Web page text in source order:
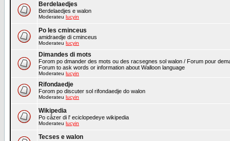
Berdelaedjes
Berdelaedjes e walon
Moderateu lucyin
Po les cminceus
amidraedje di cminceus
Moderateu lucyin
Dimandes di mots
Forom po dmander des mots ou des racsegnes sol walon / Forum pour
Forum to ask words or information about Walloon language
Moderateu lucyin
Rifondaedje
Forom po discuter sol rifondaedje do walon
Moderateu lucyin
Wikipedia
Po cåzer di l' eciclopedeye wikipedia
Moderateu lucyin
Tecses e walon